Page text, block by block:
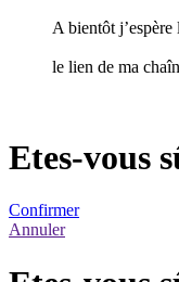
A bientôt j’espère
le lien de ma
Etes-vous
Confirmer
Annuler